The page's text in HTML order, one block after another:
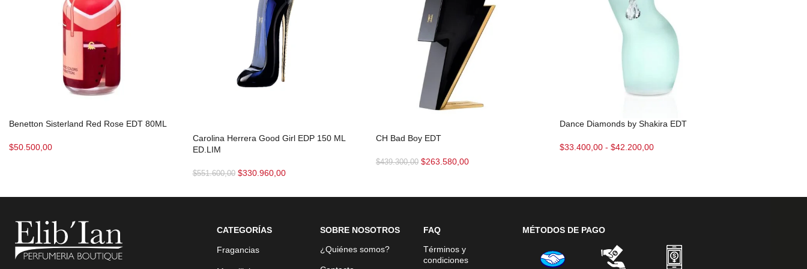
Benetton Sisterland Red Rose EDT 80ML
$50.500,00
Carolina Herrera Good Girl EDP 150 ML
ED.LIM
$551.600,00 $330.960,00
CH Bad Boy EDT
$439.300,00 $263.580,00
Dance Diamonds by Shakira EDT
$33.400,00 - $42.200,00
CATEGORÍAS
Fragancias
SOBRE NOSOTROS
¿Quiénes somos?
FAQ
Términos y
condiciones
MÉTODOS DE PAGO